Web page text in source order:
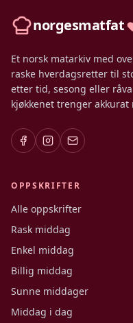
norgesmatfat
Et norsk matarkiv med
raske hverdagsretter til
etter tid, sesong eller
kjøkkenet trenger akkurat
OPPSKRIFTER
Alle oppskrifter
Rask middag
Enkel middag
Billig middag
Sunne middager
Middag i dag